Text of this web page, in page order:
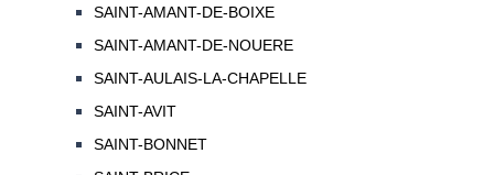
SAINT-AMANT-DE-BOIXE
SAINT-AMANT-DE-NOUERE
SAINT-AULAIS-LA-CHAPELLE
SAINT-AVIT
SAINT-BONNET